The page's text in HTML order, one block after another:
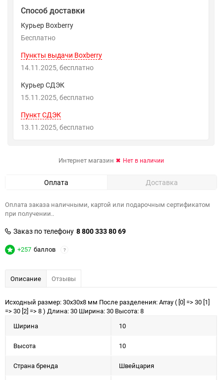
Способ доставки
Курьер Boxberry
Бесплатно
Пункты выдачи Boxberry
14.11.2025
Бесплатно
Курьер СДЭК
15.11.2025
Бесплатно
Пункт СДЭК
13.11.2025
Бесплатно
Интернет магазин Нет в наличии
Оплата Доставка
Оплата заказа наличными, картой или подарочным сертификатом
при получении..
Заказ по телефону 8 800 333 80 69
+257 баллов ?
Описание Отзывы
Исходный размер: 30x30x8 мм После разделения: Array ( [0] => 30 [1]
=> 30 [2] => 8 ) Длина: 30 Ширина: 30 Высота: 8
Ширина
10
Высота 10
Страна бренда Швейцария